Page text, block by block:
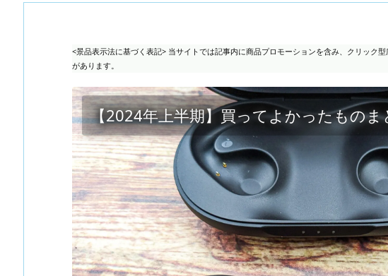
<景品表示法に基づく表記> 当サイトでは記事内に商品プロモーションを含み、クリック
があります。
【2024年上半期】買ってよかったものま